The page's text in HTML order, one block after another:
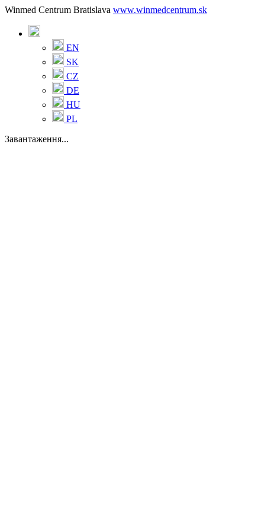
Winmed Centrum Bratislava www.winmedcentrum.sk
EN
SK
CZ
DE
HU
PL
Завантаження...